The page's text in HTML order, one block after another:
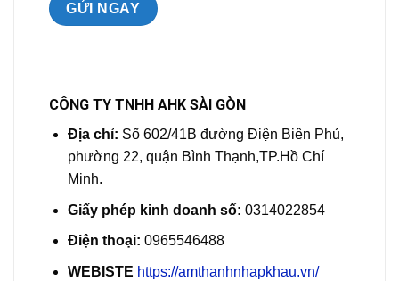
CÔNG TY TNHH AHK SÀI GÒN
Địa chỉ: Số 602/41B đường Điện Biên Phủ,
phường 22, quận Bình Thạnh,TP.Hồ Chí
Minh.
Giấy phép kinh doanh số: 0314022854
Điện thoại: 0965546488
WEBISTE https://amthanhnhapkhau.vn/